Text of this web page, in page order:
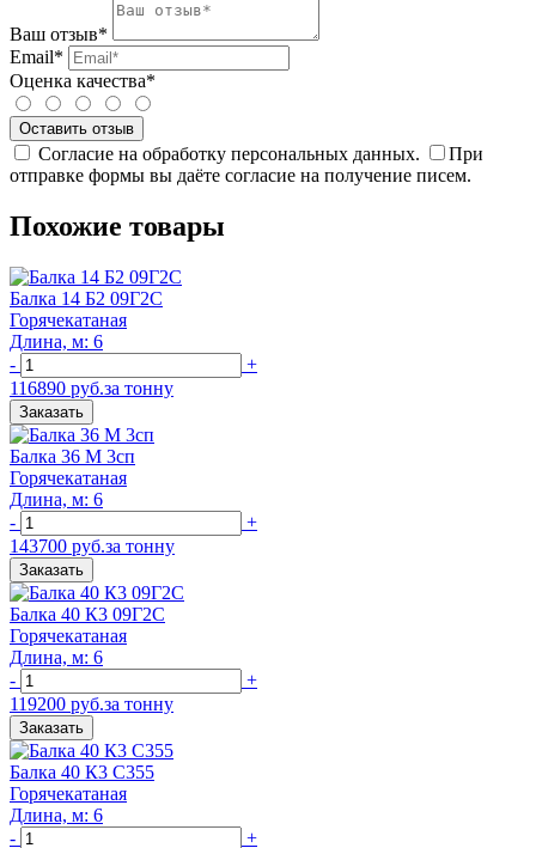
Ваш отзыв*
Email*
Оценка качества*
Согласие на обработку персональных данных.
При
отправке формы вы даёте согласие на получение писем.
Похожие товары
Балка 14 Б2 09Г2С
Горячекатаная
Длина, м: 6
-
+
116890 руб.за тонну
Заказать
Балка 36 М 3сп
Горячекатаная
Длина, м: 6
-
+
143700 руб.за тонну
Заказать
Балка 40 К3 09Г2С
Горячекатаная
Длина, м: 6
-
+
119200 руб.за тонну
Заказать
Балка 40 К3 С355
Горячекатаная
Длина, м: 6
-
+